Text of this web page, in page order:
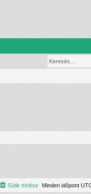
Minden időpont
Sütik törlése